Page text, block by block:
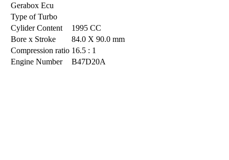
Gerabox Ecu
Type of Turbo
Cylider Content
1995 CC
Bore x Stroke
84.0 X 90.0 mm
Compression ratio 16.5 : 1
Engine Number
B47D20A